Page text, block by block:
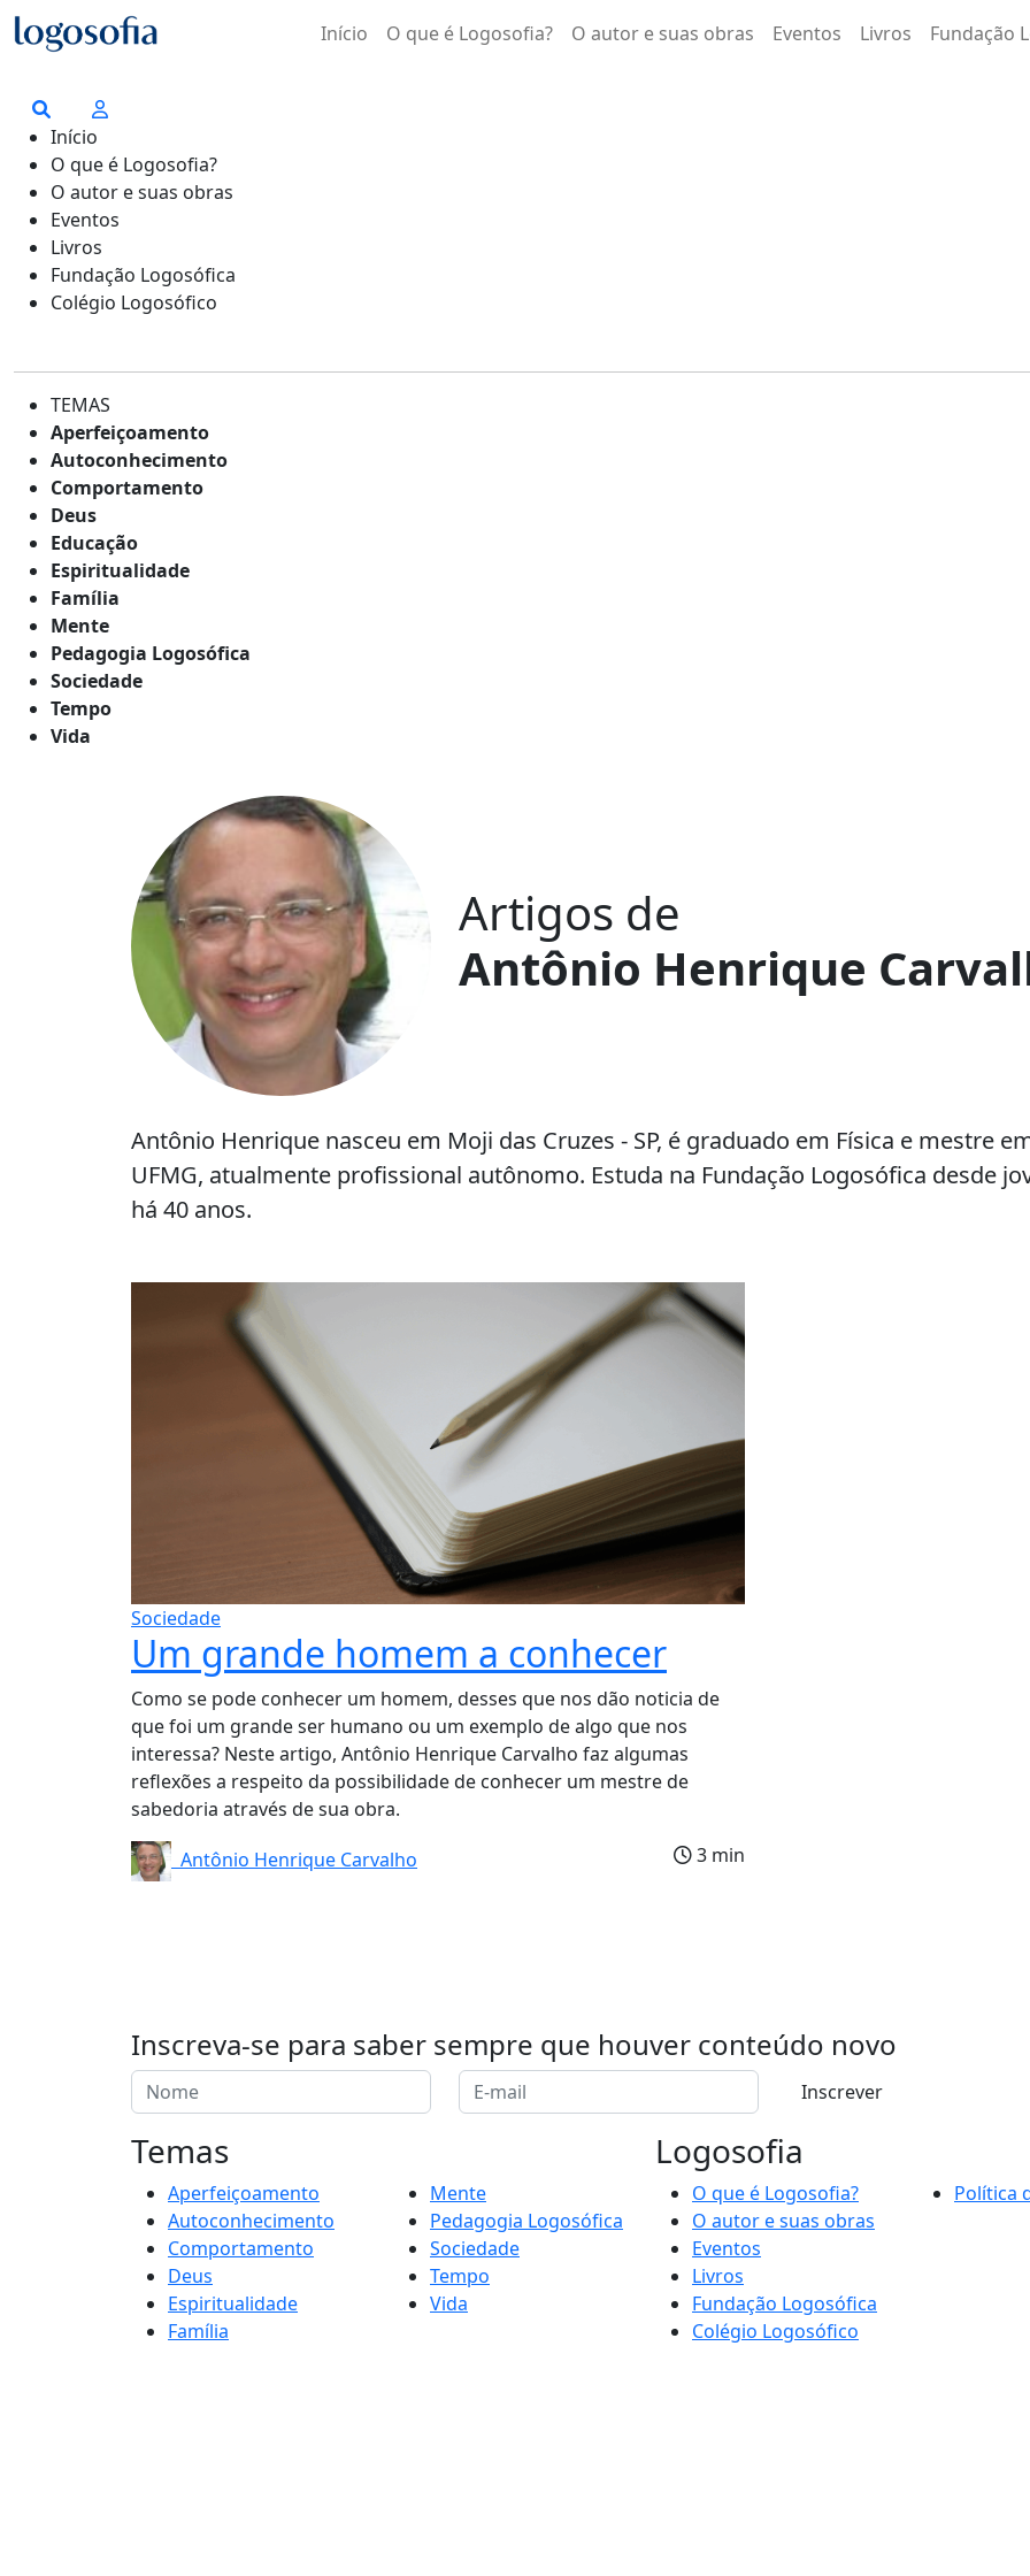
Início O que é Logosofia? O autor e suas obras Eventos Livros Fundação
Início
O que é Logosofia?
O autor e suas obras
Eventos
Livros
Fundação Logosófica
Colégio Logosófico
TEMAS
Aperfeiçoamento
Autoconhecimento
Comportamento
Deus
Educação
Espiritualidade
Família
Mente
Pedagogia Logosófica
Sociedade
Tempo
Vida
Artigos de
Antônio Henrique
Antônio Henrique nasceu em Moji das Cruzes - SP, é graduado em Física e mestre
UFMG, atualmente profissional autônomo. Estuda na Fundação Logosófica desde
há 40 anos.
Sociedade
Um grande homem a conhecer
Como se pode conhecer um homem, desses que nos dão noticia de
que foi um grande ser humano ou um exemplo de algo que nos
interessa? Neste artigo, Antônio Henrique Carvalho faz algumas
reflexões a respeito da possibilidade de conhecer um mestre de
sabedoria através de sua obra.
Antônio Henrique Carvalho
3 min
Inscreva-se para saber sempre que houver conteúdo novo
Inscrever
Temas
Aperfeiçoamento
Autoconhecimento
Comportamento
Deus
Espiritualidade
Família
Mente
Pedagogia Logosófica
Sociedade
Tempo
Vida
Logosofia
O que é Logosofia?
O autor e suas obras
Eventos
Livros
Fundação Logosófica
Colégio Logosófico
Política